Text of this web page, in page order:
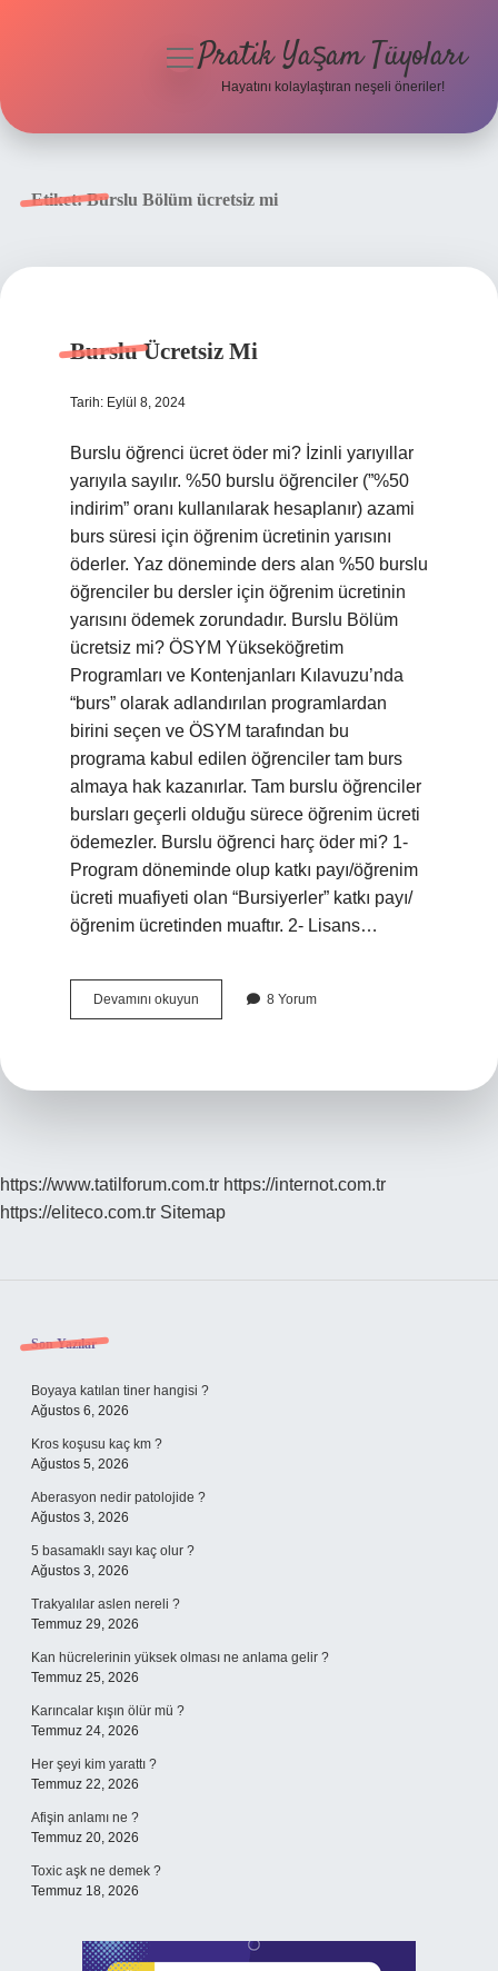
menüyü
Pratik Yaşam Tüyoları
Hayatını kolaylaştıran neşeli öneriler!
Etiket:Burslu Bölüm ücretsiz mi
Burslu Ücretsiz Mi
Tarih: Eylül 8, 2024
Burslu öğrenci ücret öder mi? İzinli yarıyıllar
yarıyıla sayılır. %50 burslu öğrenciler (”%50
indirim” oranı kullanılarak hesaplanır) azami
burs süresi için öğrenim ücretinin yarısını
öderler. Yaz döneminde ders alan %50 burslu
öğrenciler bu dersler için öğrenim ücretinin
yarısını ödemek zorundadır. Burslu Bölüm
ücretsiz mi? ÖSYM Yükseköğretim
Programları ve Kontenjanları Kılavuzu’nda
“burs” olarak adlandırılan programlardan
birini seçen ve ÖSYM tarafından bu
programa kabul edilen öğrenciler tam burs
almaya hak kazanırlar. Tam burslu öğrenciler
bursları geçerli olduğu sürece öğrenim ücreti
ödemezler. Burslu öğrenci harç öder mi? 1-
Program döneminde olup katkı payı/öğrenim
ücreti muafiyeti olan “Bursiyerler” katkı payı/
öğrenim ücretinden muaftır. 2- Lisans…
Devamını okuyun
Ücretsiz
8 Yorum
https://www.tatilforum.com.tr https://internot.com.tr
https://eliteco.com.tr Sitemap
Sidebar
Son Yazılar
Boyaya katılan tiner hangisi ?
Ağustos 6, 2026
Kros koşusu kaç km ?
Ağustos 5, 2026
Aberasyon nedir patolojide ?
Ağustos 3, 2026
5 basamaklı sayı kaç olur ?
Ağustos 3, 2026
Trakyalılar aslen nereli ?
Temmuz 29, 2026
Kan hücrelerinin yüksek olması ne anlama gelir ?
Temmuz 25, 2026
Karıncalar kışın ölür mü ?
Temmuz 24, 2026
Her şeyi kim yarattı ?
Temmuz 22, 2026
Afişin anlamı ne ?
Temmuz 20, 2026
Toxic aşk ne demek ?
Temmuz 18, 2026